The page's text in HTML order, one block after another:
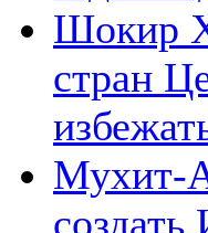
Шокир
стран
Мухит-